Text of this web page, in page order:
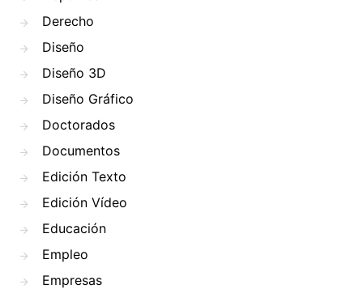
Derecho
Diseño
Diseño 3D
Diseño Gráfico
Doctorados
Documentos
Edición Texto
Edición Vídeo
Educación
Empleo
Empresas